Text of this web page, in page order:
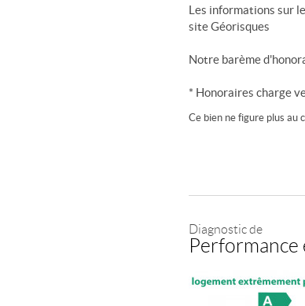
Les informations sur
siteGéorisques
Notre barème
* Honoraires charge
Ce bien ne figure plus au
Diagnostic de